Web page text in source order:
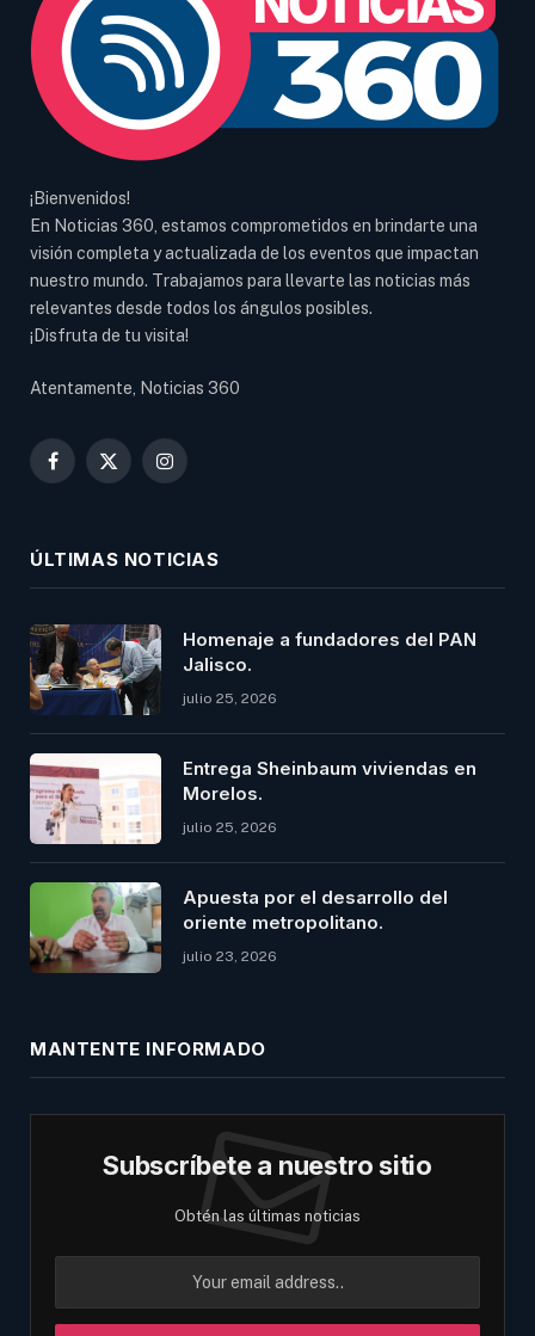
¡Bienvenidos!
En Noticias 360, estamos comprometidos en brindarte una
visión completa y actualizada de los eventos que impactan
nuestro mundo. Trabajamos para llevarte las noticias más
relevantes desde todos los ángulos posibles.
¡Disfruta de tu visita!
Atentamente, Noticias 360
Facebook
X
Instagram
ÚLTIMAS NOTICIAS
Homenaje a fundadores del PAN
Jalisco.
julio 25, 2026
Entrega Sheinbaum viviendas en
Morelos.
julio 25, 2026
Apuesta por el desarrollo del
oriente metropolitano.
julio 23, 2026
MANTENTE INFORMADO
Subscríbete a nuestro sitio
Obtén las últimas noticias